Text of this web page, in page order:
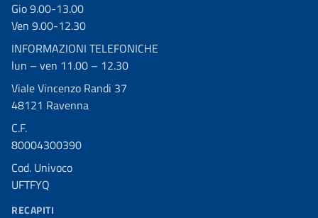
Gio 9.00-13.00
Ven 9.00-12.30
INFORMAZIONI TELEFONICHE
lun – ven 11.00 – 12.30
Viale Vincenzo Randi 37
48121 Ravenna
C.F.
80004300390
Cod. Univoco
UFTFYQ
RECAPITI